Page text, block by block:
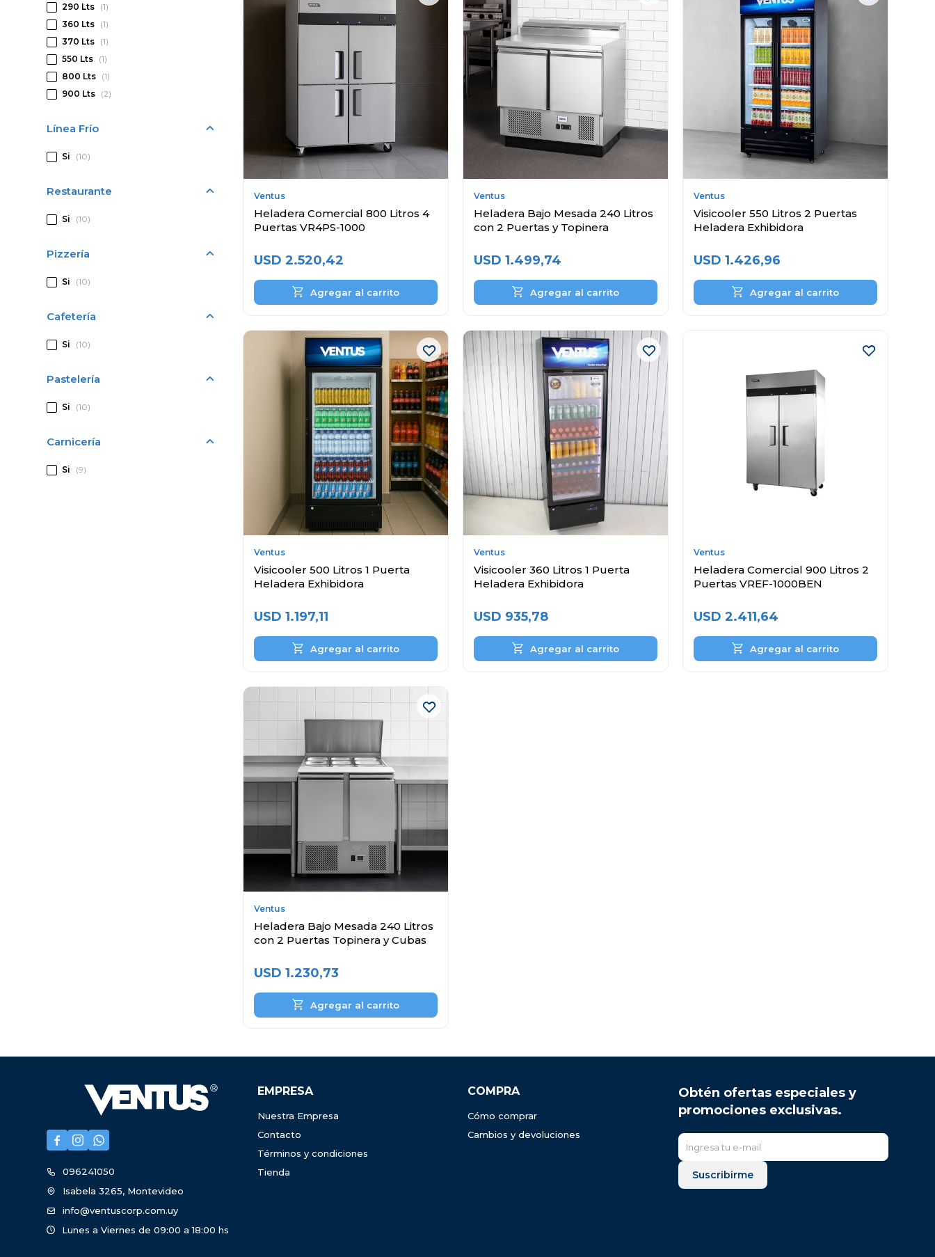
Ventus
Heladera Comercial 800 Litros 4
Puertas VR4PS-1000
USD 2.520,42
Ventus
Heladera Bajo Mesada 240 Litros
con 2 Puertas y Topinera
USD 1.499,74
Ventus
Visicooler 550 Litros 2 Puertas
Heladera Exhibidora
USD 1.426,96
Ventus
Visicooler 500 Litros 1 Puerta
Heladera Exhibidora
USD 1.197,11
Ventus
Visicooler 360 Litros 1 Puerta
Heladera Exhibidora
USD 935,78
Ventus
Heladera Comercial 900 Litros 2
Puertas VREF-1000BEN
USD 2.411,64
Ventus
Heladera Bajo Mesada 240 Litros
con 2 Puertas Topinera y Cubas
USD 1.230,73
290 Lts (1)
360 Lts (1)
370 Lts (1)
550 Lts (1)
800 Lts (1)
900 Lts (2)
Línea Frío
Si (10)
Restaurante
Si (10)
Pizzería
Si (10)
Cafetería
Si (10)
Pastelería
Si (10)
Carnicería
Si (9)
  
096241050
Isabela 3265, Montevideo
info@ventuscorp.com.uy
Lunes a Viernes de 09:00 a 18:00 hs
EMPRESA
Nuestra Empresa
Contacto
Términos y condiciones
Tienda
COMPRA
Cómo comprar
Cambios y devoluciones
Obtén ofertas especiales y
promociones exclusivas.
Suscribirme